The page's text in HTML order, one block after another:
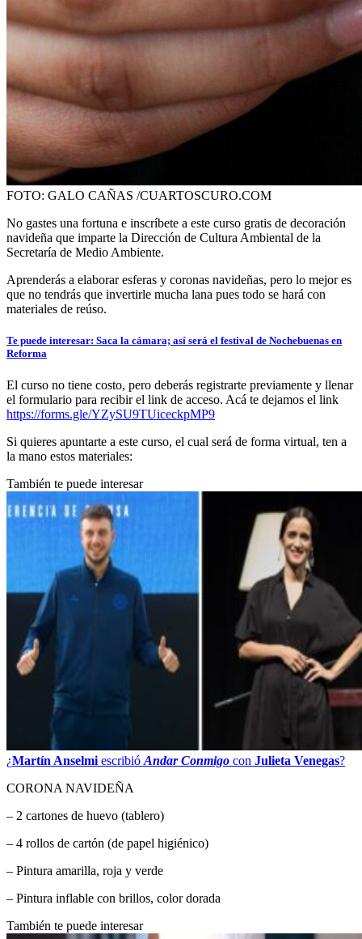
FOTO: GALO CAÑAS /CUARTOSCURO.COM
No gastes una fortuna e inscríbete a este curso gratis de decoración
navideña que imparte la Dirección de Cultura Ambiental de la
Secretaría de Medio Ambiente.
Aprenderás a elaborar esferas y coronas navideñas, pero lo mejor es
que no tendrás que invertirle mucha lana pues todo se hará con
materiales de reúso.
Te puede interesar: Saca la cámara; así será el festival de Nochebuenas en
Reforma
El curso no tiene costo, pero deberás registrarte previamente y llenar
el formulario para recibir el link de acceso. Acá te dejamos el link
https://forms.gle/YZySU9TUiceckpMP9
Si quieres apuntarte a este curso, el cual será de forma virtual, ten a
la mano estos materiales:
También te puede interesar
¿Martín Anselmi escribió Andar Conmigo con Julieta Venegas?
CORONA NAVIDEÑA
– 2 cartones de huevo (tablero)
– 4 rollos de cartón (de papel higiénico)
– Pintura amarilla, roja y verde
– Pintura inflable con brillos, color dorada
También te puede interesar